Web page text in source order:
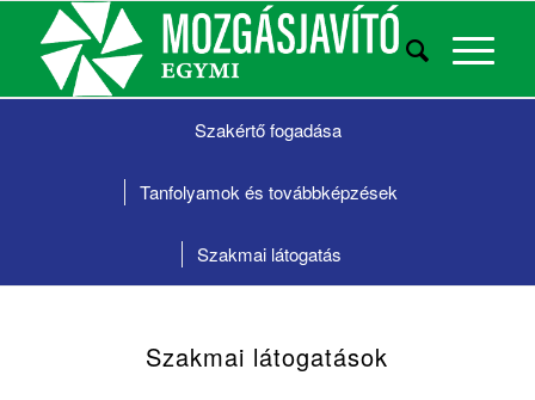
Szakértő fogadása
Tanfolyamok és továbbképzések
Szakmai látogatás
Szakmai látogatások